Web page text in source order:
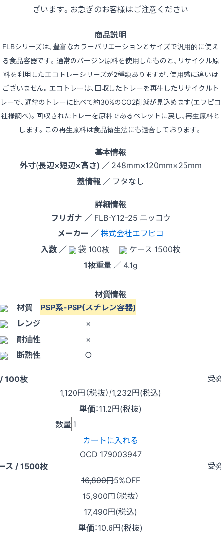
ざいます。お急ぎのお客様はご注意ください
商品説明
FLBシリーズは、豊富なカラーバリエーションとサイズで汎用的に使え
る食品容器です。通常のバージン原料を使用したものと、リサイクル原
料を利用したエコトレーシリーズが2種類ありますが、使用感に違いは
ございません。エコトレーは、回収したトレーを再生したリサイクルト
レーで、通常のトレーに比べて約30%のCO2削減が見込めます(エフピコ
社様調べ)。回収されたトレーを原料であるペレットに戻し、再生原料と
します。この再生原料は食品衛生法にも適合しております。
基本情報
外寸(長辺×短辺×高さ) ／ 248mm×120mm×25mm
蓋情報 ／ フタなし
詳細情報
フリガナ ／ FLB-Y12-25 ニッコウ
メーカー ／株式会社エフピコ
入数／ 袋 100枚
ケース 1500枚
1枚重量／ 4.1g
材質情報
材質 PSP系-PSP(スチレン容器)
レンジ
×
耐油性
×
断熱性
○
100枚
受
1,120円（税抜）/1,232円(税込)
単価：11.2円(税抜)
数量
カートに入れる
OCD 179003947
ス / 1500枚
受
16,800円5%OFF
15,900円（税抜）
17,490円(税込)
単価：10.6円(税抜)